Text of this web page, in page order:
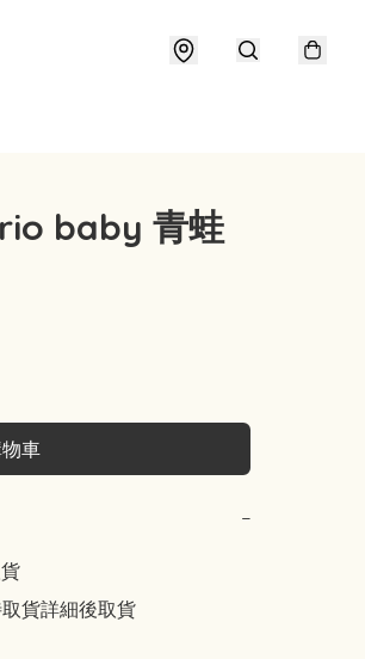
baby 青蛙
車
−
貨詳細後取貨